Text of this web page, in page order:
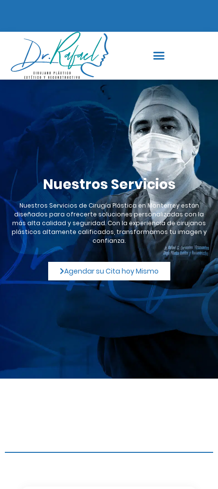
Nuestros Servicios
Nuestros Servicios de Cirugía Plástica en Monterrey están
diseñados para ofrecerte soluciones personalizadas con la
más alta calidad y seguridad. Con la experiencia de cirujanos
plásticos altamente calificados, transformamos tu imagen y
confianza.
Agendar su Cita hoy Mismo